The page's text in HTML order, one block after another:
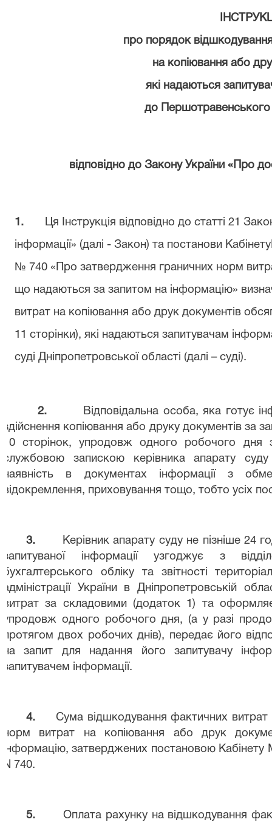
про порядок
на копіювання або
які надаються
до Першотравенського
відповідно до Закону України «Про
1. Ця Інструкція відповідно до статті 21
інформації» (далі - Закон) та постанови
№ 740 «Про затвердження граничних норм
що надаються за запитом на інформацію»
витрат на копіювання або друк документів
11 сторінки), які надаються запитувачам
суді Дніпропетровської області (далі –суді).
2.
Відповідальна особа, яка готує
здійснення копіювання або друку документів за
10 сторінок, упродовж одного робочого дня
службовою запискою керівника апарату
наявність в документах інформації з
відокремлення, приховування тощо, тобто усіх
3.
Керівник апарату суду не пізніше 24
запитуваної інформації узгоджує з
бухгалтерського обліку та звітності
адміністрації України в Дніпропетровській
витрат за складовими (додаток 1) та
упродовж одного робочого дня, (а у разі
протягом двох робочих днів), передає його
на запит для надання його запитувачу
запитувачем інформації.
4.
Сума відшкодування фактичних
норм витрат на копіювання або друк
інформацію, затверджених постановою Кабінету
N 740.
5. Оплата рахунку на відшкодування